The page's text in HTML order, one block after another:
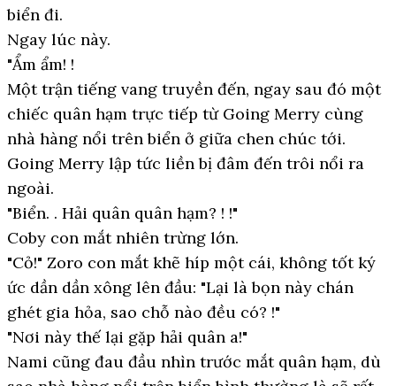
biển đi.
Ngay lúc này.
"Ẩm ẩm! !
Một trận tiếng vang truyền đến, ngay sau đó một
chiếc quân hạm trực tiếp từ Going Merry cùng
nhà hàng nổi trên biển ở giữa chen chúc tới.
Going Merry lập tức liền bị đâm đến trôi nổi ra
ngoài.
"Biển. . Hải quân quân hạm? ! !"
Coby con mắt nhiên trừng lớn.
"Cỏ!" Zoro con mắt khẽ híp một cái, không tốt ký
ức dần dần xông lên đầu: "Lại là bọn này chán
ghét gia hỏa, sao chỗ nào đều có? !"
"Nơi này thế lại gặp hải quân a!"
Nami cũng đau đầu nhìn trước mắt quân hạm, dù